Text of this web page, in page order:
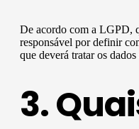
De acordo com a LGPD,
responsável por definir
que deverá tratar os dados
3.